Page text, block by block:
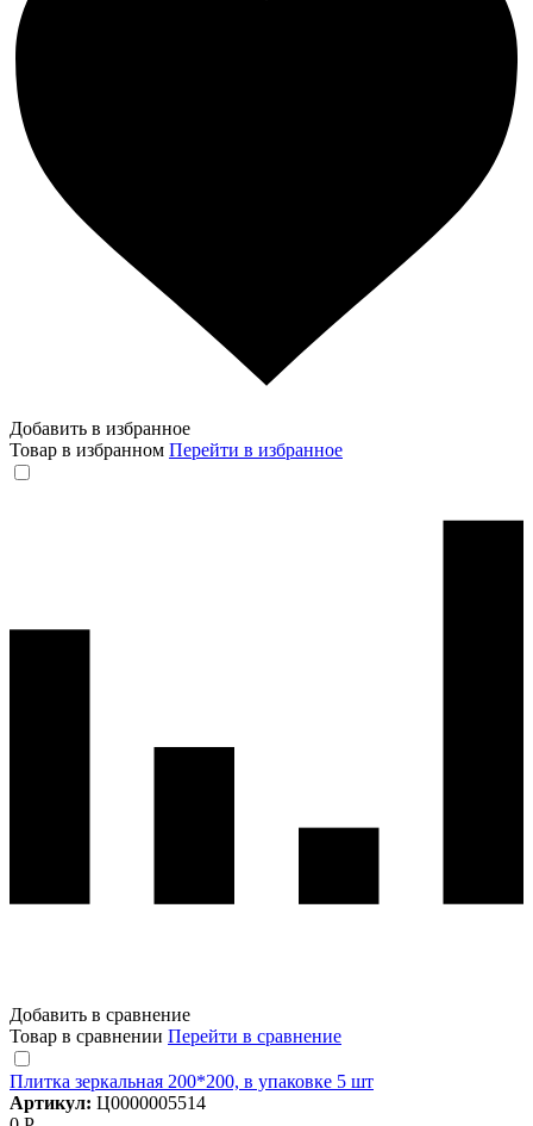
Добавить в избранное
Товар в избранном Перейти в избранное
Добавить в сравнение
Товар в сравнении Перейти в сравнение
Плитка зеркальная 200*200, в упаковке 5 шт
Артикул: Ц0000005514